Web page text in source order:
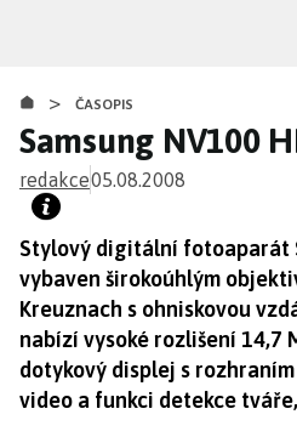
obsahu
> ČASOPIS
Samsung NV100
redakce05.08.2008
Stylový digitální fotoaparát
vybaven širokoúhlým
Kreuznach s ohniskovou
nabízí vysoké rozlišení 14,7
dotykový displej s
video a funkci detekce